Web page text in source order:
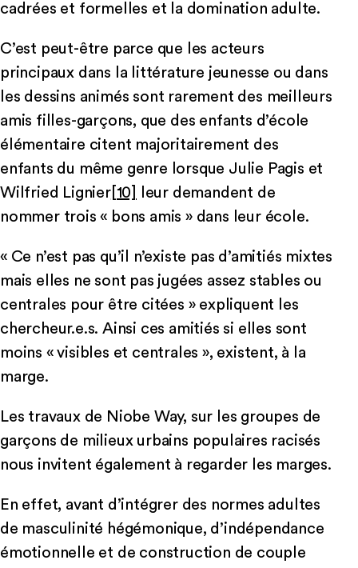
cadrées et formelles et la domination adulte.
C’est peut-être parce que les acteurs
principaux dans la littérature jeunesse ou dans
les dessins animés sont rarement des meilleurs
amis filles-garçons, que des enfants d’école
élémentaire citent majoritairement des
enfants du même genre lorsque Julie Pagis et
Wilfried Lignier[10]
leur demandent de
nommer trois « bons amis » dans leur école.
« Ce n’est pas qu’il n’existe pas d’amitiés mixtes
mais elles ne sont pas jugées assez stables ou
centrales pour être citées » expliquent les
chercheur.e.s. Ainsi ces amitiés si elles sont
moins « visibles et centrales », existent, à la
marge.
Les travaux de Niobe Way, sur les groupes de
garçons de milieux urbains populaires racisés
nous invitent également à regarder les marges.
En effet, avant d’intégrer des normes adultes
de masculinité hégémonique, d’indépendance
émotionnelle et de construction de couple